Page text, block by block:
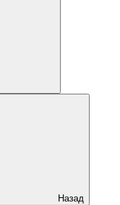
Назад